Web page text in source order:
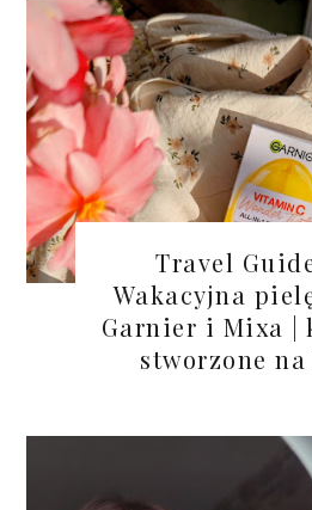
Travel
Wakacyjna
Garnier i Mixa |
stworzone